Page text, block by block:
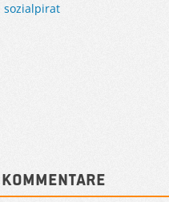
sozialpirat